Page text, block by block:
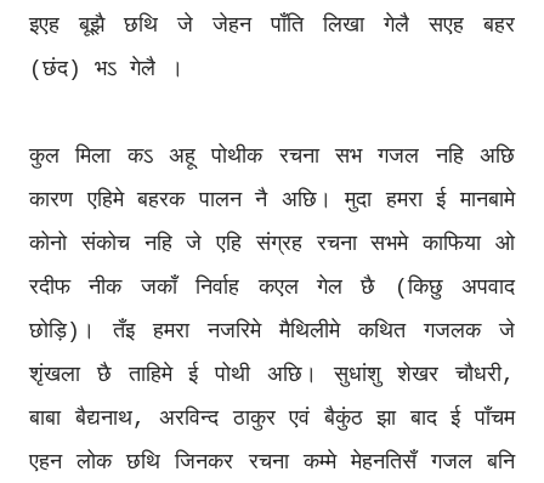
इएह बूझै छथि जे जेहन पाँति लिखा गेलै सएह बहर
(छंद) भऽ गेलै ।
कुल मिला कऽ अहू पोथीक रचना सभ गजल नहि अछि
कारण एहिमे बहरक पालन नै अछि। मुदा हमरा ई मानबामे
कोनो संकोच नहि जे एहि संग्रह रचना सभमे काफिया ओ
रदीफ नीक जकाँ निर्वाह कएल गेल छै (किछु अपवाद
छोड़ि)। तँइ हमरा नजरिमे मैथिलीमे कथित गजलक जे
शृंखला छै ताहिमे ई पोथी अछि। सुधांशु शेखर चौधरी,
बाबा बैद्यनाथ, अरविन्द ठाकुर एवं बैकुंठ झा बाद ई पाँचम
एहन लोक छथि जिनकर रचना कम्मे मेहनतिसँ गजल बनि